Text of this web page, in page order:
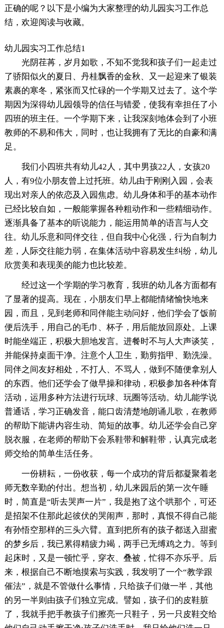
正确的呢？以下是小编为大家整理的幼儿园实习工作总
结，欢迎阅读与收藏。
幼儿园实习工作总结1
光阴荏苒，岁月如歌，不知不觉我和孩子们一起走过
了骄阳似火的夏日、丹桂飘香的金秋、又一起迎来了银装
素裹的寒冬，紧张而又忙碌的一个学期又过去了。这个学
期因为深得幼儿园领导的信任与错爱，使我有幸担任了小
四班的班主任。一个学期下来，让我深刻地体会到了小班
教师的不易和伟大，同时，也让我拥有了无比的自豪和满
足。
我们小四班共有幼儿42人，其中男孩22人，女孩20
人，有9位小朋友曾上过托班。幼儿由于刚刚入园，会表
现出对亲人的依恋及入园焦虑。幼儿身体和手的基本动作
已经比较自如，一般能掌握各种粗动作和一些精细动作。
逐渐具备了基本的听说能力，能运用简单的语言与人交
往。幼儿乐意和同伴交往，但自我中心化强，行为自制力
差，人际交往能力弱，在集体活动中容易发生纠纷，幼儿
欣赏美和表现美的能力也比较差。
经过这一个学期的学习教育，我班的幼儿各方面都有
了显著的提高。现在，小朋友们早上都能情绪愉快地来
园，而且，见到老师和同伴能主动问好，他们学会了饭前
便后洗手，用自己的毛巾、杯子，用后能放回原处。上课
时能坐端正，积极大胆地发言。进餐时不与人大声谈笑，
并能保持桌面干净。注意个人卫生，勤剪指甲、勤洗澡。
同伴之间友好相处，不打人、不骂人，做到不随便拿别人
的东西。他们还学会了做早操和律动，积极参加各种体育
活动，运用多种方法进行玩球、玩圈等活动。幼儿能学说
普通话，学习正确发音，能口齿清楚地朗诵儿歌，在教师
的帮助下能讲内容生动、简短的故事。幼儿还学会自己穿
脱衣服，在老师的帮助下会系鞋带和解鞋带，认真完成老
师交给的简单生活任务。
一份耕耘，一份收获，每一个成功的背后都凝聚着老
师无数辛勤的付出。想当初，幼儿来园后的第一次午睡
时，简直是“听去哭声一片”，我是抱了这个哄那个，可还
是招架不住那此起彼伏的哭闹声，那时，真恨不得自己能
有孙悟空那样的三头六臂。直到把所有的孩子都送入甜蜜
的梦乡后，我已累得精疲力竭，两手已无缚鸡之力。等到
起床时，又是一顿忙乎，穿衣、叠被，忙得不亦乐乎。后
来，根据自己不断地摸索与实践，我发明了一个“教学跟
催法”，就是不管做什么事情，只给孩子们做一半，其他
的另一半则由孩子们独立完成。譬如，孩子们的皮鞋脏
了，我就手把手教孩子们擦亮一只鞋子，另一只皮鞋交给